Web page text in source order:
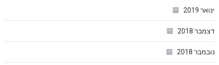
ינואר 2019
דצמבר 2018
נובמבר 2018